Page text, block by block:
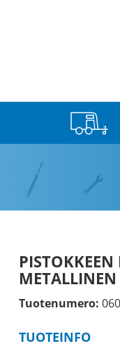
METALLINEN
Tuotenumero:
TUOTEINFO